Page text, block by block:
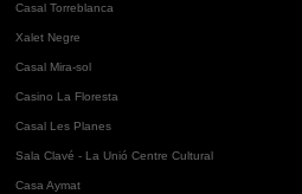
Casal Torreblanca
Xalet Negre
Casal Mira-sol
Casino La Floresta
Casal Les Planes
Sala Clavé - La Unió Centre Cultural
Casa Aymat